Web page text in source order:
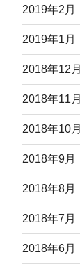
2019年2月
2019年1月
2018年12月
2018年11月
2018年10月
2018年9月
2018年8月
2018年7月
2018年6月